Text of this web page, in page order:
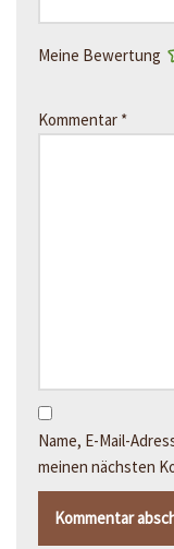
Meine Bewertung
Kommentar *
Name, E-Mail-
meinen nächsten